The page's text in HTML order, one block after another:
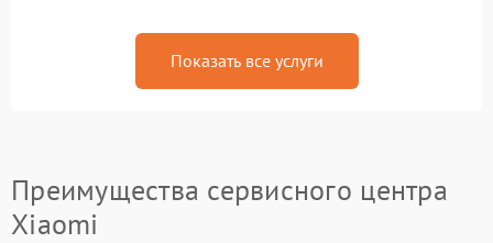
Показать все услуги
Преимущества сервисного центра
Xiaomi